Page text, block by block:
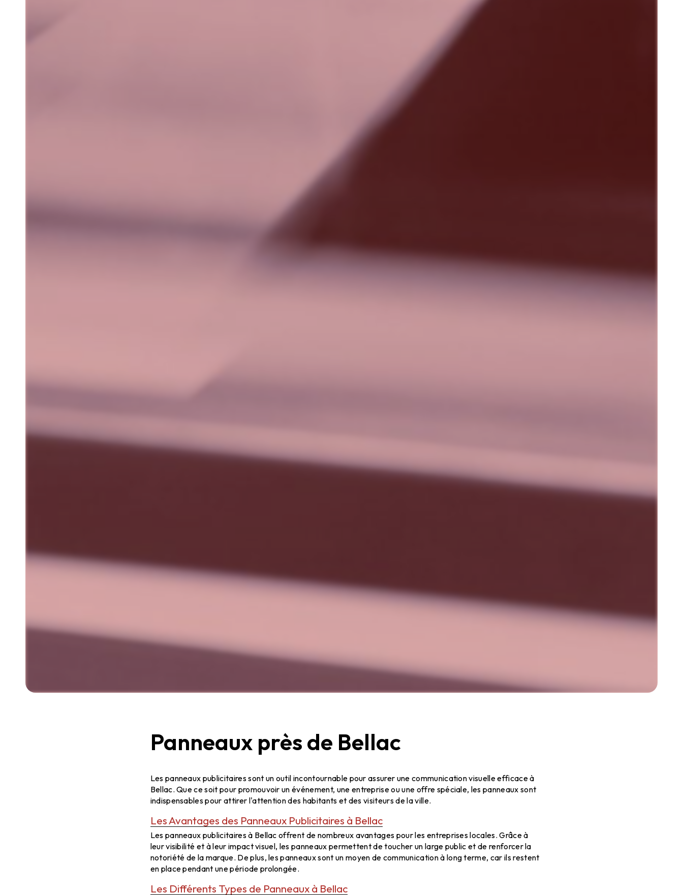
Panneaux près de Bellac
Panneaux à Bellac : Une Communication Visuelle Efficace
Les panneaux publicitaires sont un outil incontournable pour assurer une communication visuelle efficace à
Bellac. Que ce soit pour promouvoir un événement, une entreprise ou une offre spéciale, les panneaux sont
indispensables pour attirer l'attention des habitants et des visiteurs de la ville.
Les Avantages des Panneaux Publicitaires à Bellac
Les panneaux publicitaires à Bellac offrent de nombreux avantages pour les entreprises locales. Grâce à
leur visibilité et à leur impact visuel, les panneaux permettent de toucher un large public et de renforcer la
notoriété de la marque. De plus, les panneaux sont un moyen de communication à long terme, car ils restent
en place pendant une période prolongée.
Les Différents Types de Panneaux à Bellac